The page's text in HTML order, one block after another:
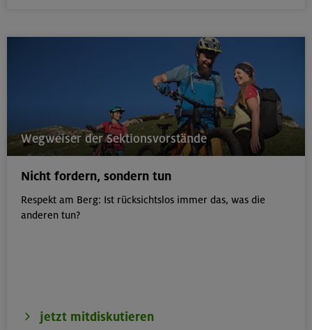
Birnhorn 2634 m, Hochzint 2246 m und Dürrkarhorn
22.08.26
MTB-Tour rund um das Demeljoch
Wegweiser der Sektionsvorstände
Nicht fordern, sondern tun
Respekt am Berg: Ist rücksichtslos immer das, was die
anderen tun?
jetzt mitdiskutieren